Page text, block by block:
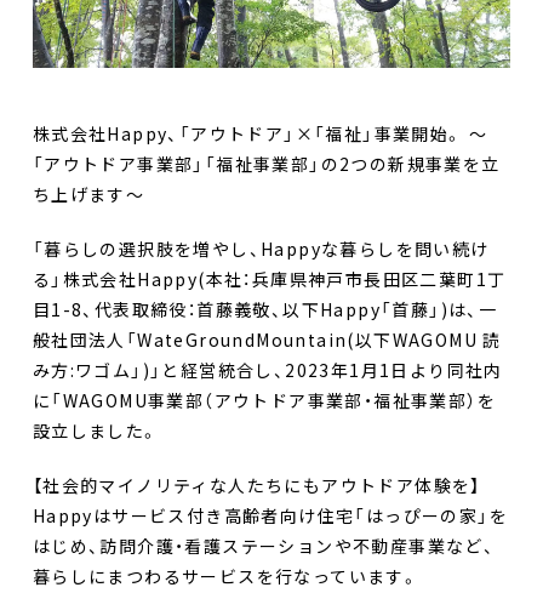
株式会社Happy、「アウトドア」×「福祉」事業開始。 〜
「アウトドア事業部」「福祉事業部」の2つの新規事業を立
ち上げます〜
「暮らしの選択肢を増やし、Happyな暮らしを問い続け
る」株式会社Happy(本社：兵庫県神戸市長田区二葉町1丁
目1-8、代表取締役：首藤義敬、以下Happy「首藤」)は、一
般社団法人「WateGroundMountain(以下WAGOMU 読
み方:ワゴム」)」と経営統合し、2023年1月1日より同社内
に「WAGOMU事業部（アウトドア事業部・福祉事業部）を
設立しました。
【社会的マイノリティな人たちにもアウトドア体験を】
Happyはサービス付き高齢者向け住宅「はっぴーの家」を
はじめ、訪問介護・看護ステーションや不動産事業など、
暮らしにまつわるサービスを行なっています。